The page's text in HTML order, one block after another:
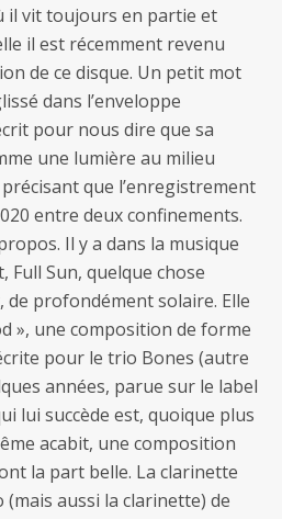
il vit toujours en partie et
il est récemment revenu
de ce disque. Un petit mot
dans l’enveloppe
pour nous dire que sa
une lumière au milieu
que l’enregistrement
entre deux confinements.
Il y a dans la musique
Full Sun, quelque chose
de profondément solaire. Elle
», une composition de forme
pour le trio Bones (autre
années, parue sur le label
lui succède est, quoique plus
acabit, une composition
la part belle. La clarinette
(mais aussi la clarinette) de